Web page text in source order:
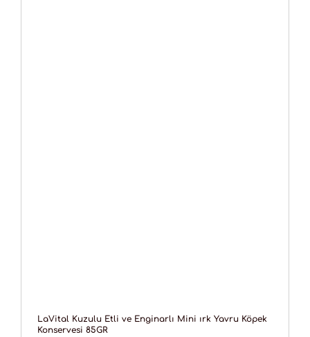
LaVital Kuzulu Etli ve Enginarlı Mini ırk Yavru Köpek
Konservesi 85GR